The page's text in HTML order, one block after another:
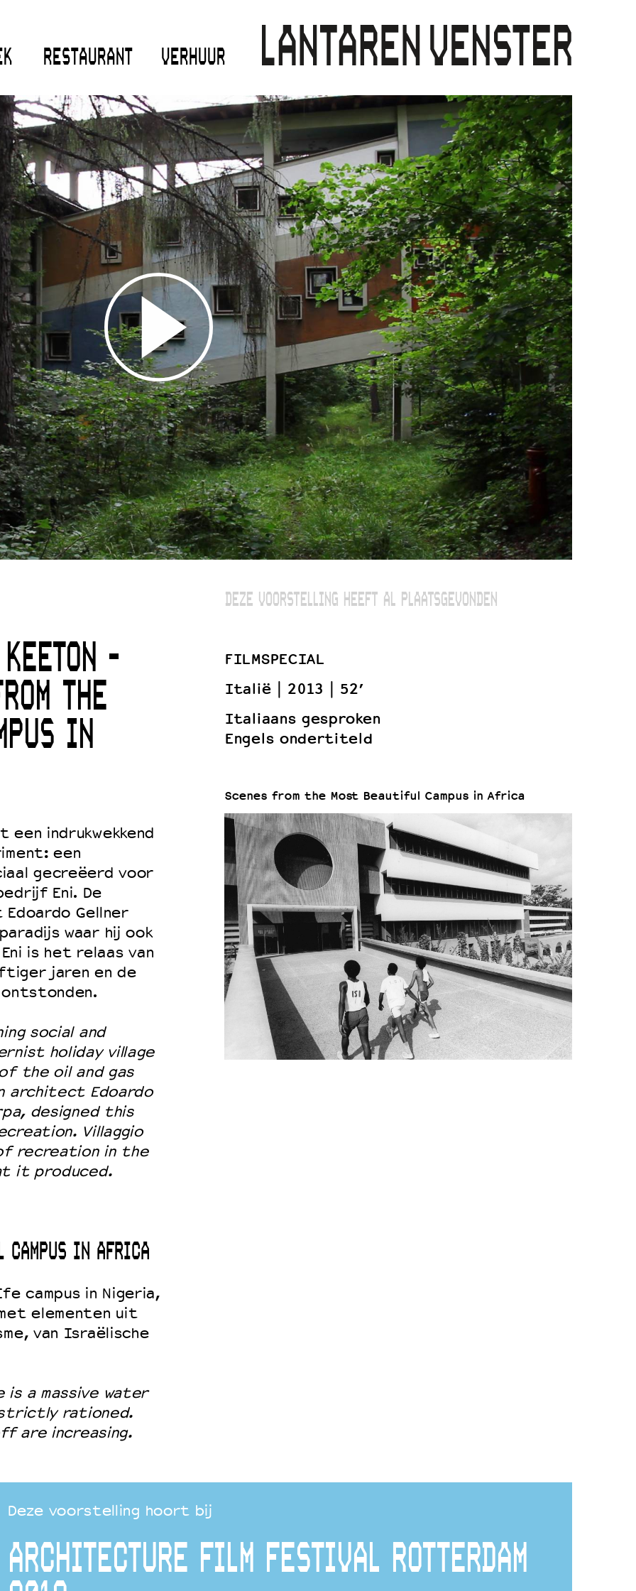
RESTAURANT VERHUUR
-
THE
IN
een indrukwekkend
een
gecreëerd voor
Eni. De
Gellner
waar hij ook
is het relaas van
jaren en de
social and
holiday village
the oil and gas
architect Edoardo
designed this
Villaggio
recreation in the
it produced.
CAMPUS IN AFRICA
campus in Nigeria,
elementen uit
van Israëlische
a massive water
strictly rationed.
are increasing.
DEZE VOORSTELLING HEEFT AL PLAATSGEVONDEN
FILMSPECIAL
Italië
2013
52’
Italiaans gesproken
Engels ondertiteld
Scenes from the Most Beautiful Campus in Africa
Deze voorstelling hoort bij
ARCHITECTURE FILM FESTIVAL ROTTERDAM